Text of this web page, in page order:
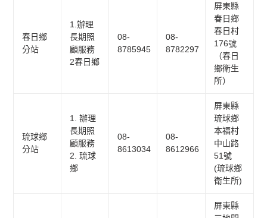
春日鄉
分站
1.辦理
長期照
顧服務
2春日鄉
08-
8785945
08-
8782297
屏東縣
春日鄉
春日村
176號
（春日
鄉衛生
所）
琉球鄉
分站
1. 辦理
長期照
顧服務
2. 琉球
鄉
08-
8613034
08-
8612966
屏東縣
琉球鄉
本福村
中山路
51號
(琉球鄉
衛生所)
屏東縣